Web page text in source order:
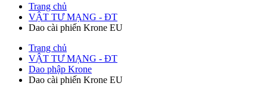
Trang chủ
VẬT TƯ MẠNG - ĐT
Dao cài phiến Krone EU
Trang chủ
VẬT TƯ MẠNG - ĐT
Dao phập Krone
Dao cài phiến Krone EU